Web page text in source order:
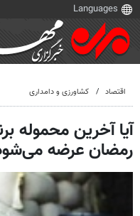
اقتصاد کشاورزی و دامداری
آیا آخرین محموله
رمضان عرضه